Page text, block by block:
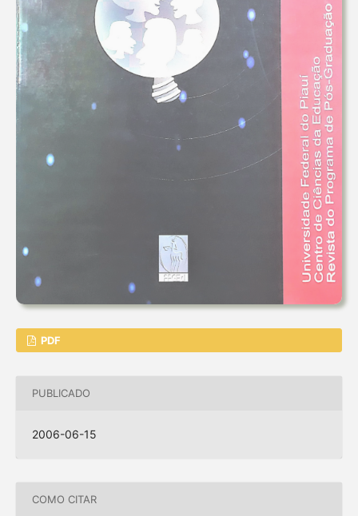
PDF
PUBLICADO
2006-06-15
COMO CITAR